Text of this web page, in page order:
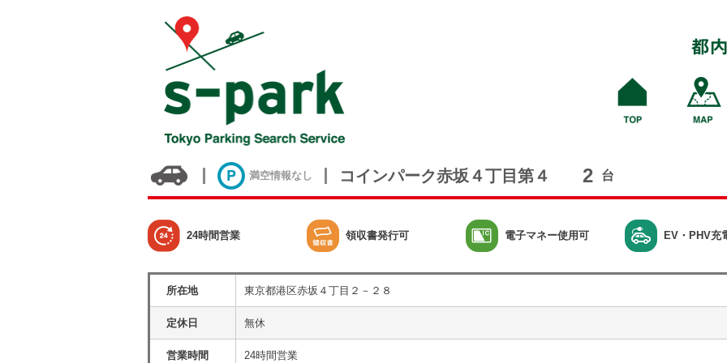
満空情報なし コインパーク赤坂４丁目第４ 2 台
24時間営業 領収書発行可 電子マネー使用可 EV・PHV充
所在地 東京都港区赤坂４丁目２－２８
定休日 無休
営業時間 24時間営業